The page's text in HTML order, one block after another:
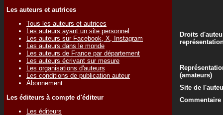
Les auteurs et autrices
Tous les auteurs et autrices
Les auteurs ayant un site personnel
Les auteurs sur Facebook, X, Instagram
Les auteurs dans le monde
Les auteurs de France par département
Les auteurs écrivant sur mesure
Les organisations d'auteurs
Les conditions de publication auteur
Abonnement
Les éditeurs à compte d'éditeur
Les éditeurs
Droits
(amateurs)
Site de